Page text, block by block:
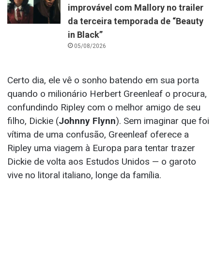
improvável com Mallory no trailer
da terceira temporada de “Beauty
in Black”
05/08/2026
Certo dia, ele vê o sonho batendo em sua porta
quando o milionário Herbert Greenleaf o procura,
confundindo Ripley com o melhor amigo de seu
filho, Dickie (Johnny Flynn). Sem imaginar que foi
vítima de uma confusão, Greenleaf oferece a
Ripley uma viagem à Europa para tentar trazer
Dickie de volta aos Estudos Unidos — o garoto
vive no litoral italiano, longe da família.